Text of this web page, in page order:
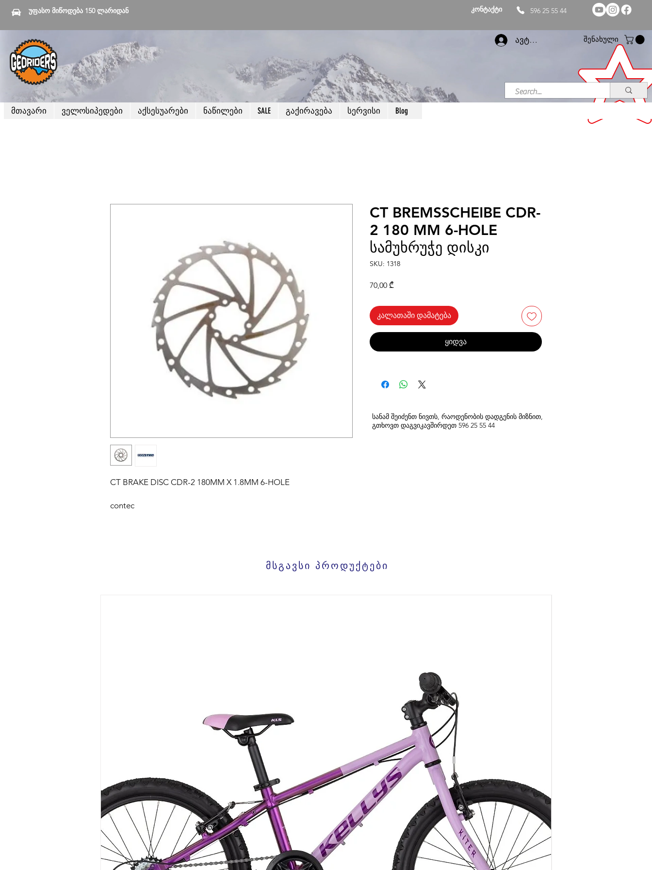
უფასო მიწოდება 150 ლარიდან კონტაქტი 596 25 55 44
ავტორიზაცია შენახული
მთავარი ველოსიპედები აქსესუარები ნაწილები SALE გაქირავება სერვისი Blog
CT BRAKE DISC CDR-2 180MM X 1.8MM 6-HOLE
contec
CT BREMSSCHEIBE CDR-
2 180 MM 6-HOLE
სამუხრუჭე დისკი
SKU: 1318
70,00 ₾
კალათაში დამატება
ყიდვა
სანამ შეიძენთ ნივთს, რაოდენობის დადგენის მიზნით,
გთხოვთ დაგვიკავშირდეთ 596 25 55 44
მსგავსი პროდუქტები